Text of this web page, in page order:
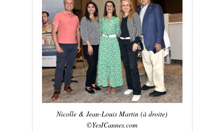
Nicolle & Jean-Louis Martin (à droite)
©YesICannes.com